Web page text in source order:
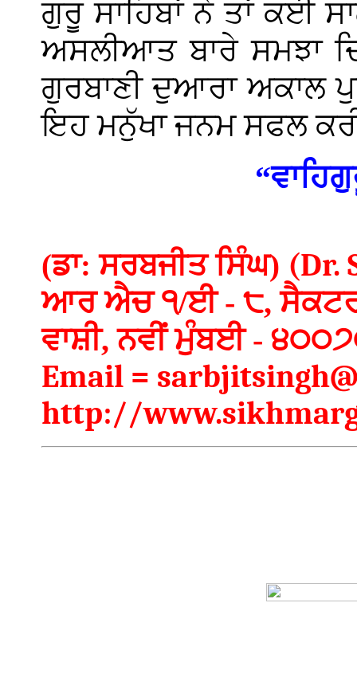
ਗੁਰੂ ਸਾਹਿਬਾਂ ਨੇ ਤਾਂ ਕਈ
ਅਸਲੀਆਤ ਬਾਰੇ ਸਮਝਾ
ਗੁਰਬਾਣੀ ਦੁਆਰਾ ਅਕਾਲ
ਇਹ ਮਨੁੱਖਾ ਜਨਮ ਸਫਲ
(ਡਾ: ਸਰਬਜੀਤ ਸਿੰਘ) (Dr.
ਆਰ ਐਚ ੧/ਈ - ੮,
ਵਾਸ਼ੀ, ਨਵੀਂ ਮੁੰਬਈ -
Email =
http://